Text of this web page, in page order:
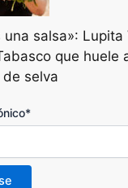
una salsa»: Lupita
que huele
selva